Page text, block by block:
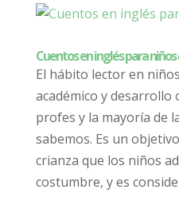
Cuentos en inglés para niños
El hábito lector en
académico y desarrollo
profes y la mayoría de
sabemos. Es un
crianza que los niños
costumbre, y es